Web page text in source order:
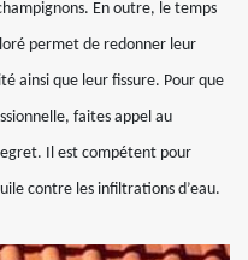
En outre, le temps
permet de redonner leur
ainsi que leur fissure. Pour que
faites appel au
Il est compétent pour
contre les infiltrations d’eau.